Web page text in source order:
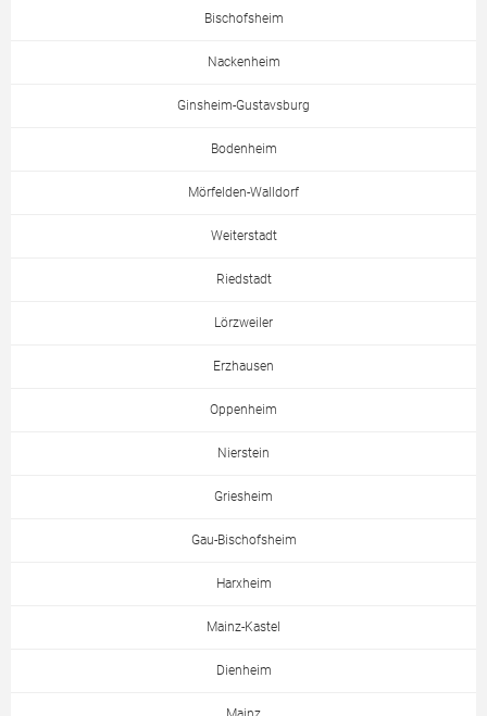
Bischofsheim
Nackenheim
Ginsheim-Gustavsburg
Bodenheim
Mörfelden-Walldorf
Weiterstadt
Riedstadt
Lörzweiler
Erzhausen
Oppenheim
Nierstein
Griesheim
Gau-Bischofsheim
Harxheim
Mainz-Kastel
Dienheim